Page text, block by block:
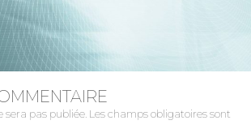
sera pas publiée. Les champs obligatoires sont